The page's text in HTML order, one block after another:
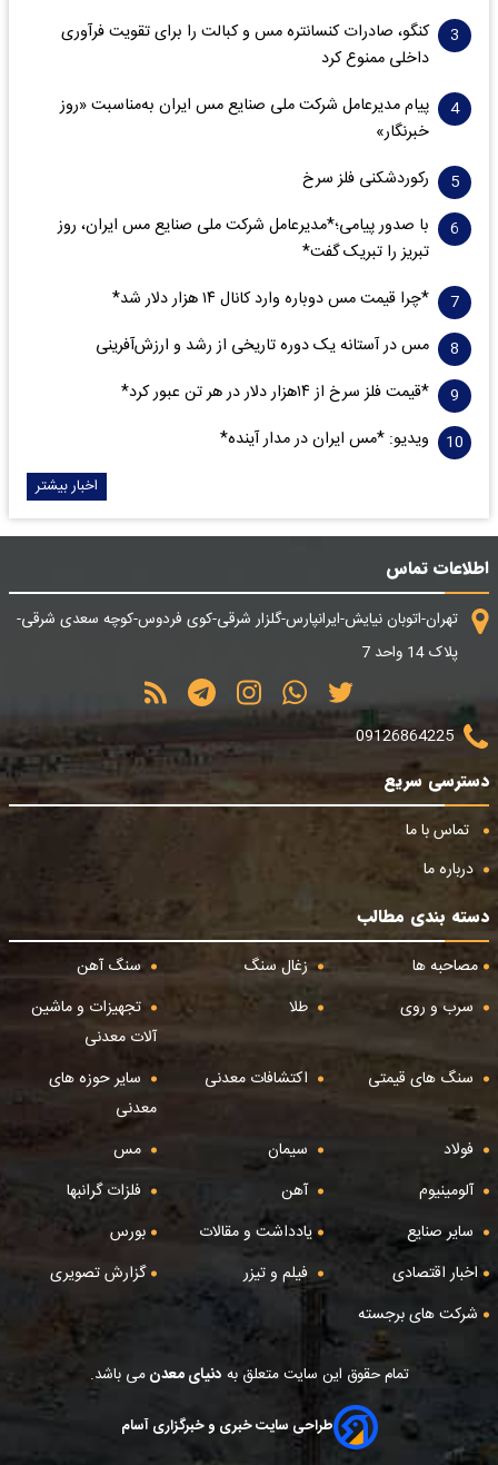
کنگو، صادرات کنسانتره مس و کبالت را برای تقویت فرآوری
داخلی ممنوع کرد
پیام مدیرعامل شرکت ملی صنایع مس ایران به‌مناسبت «روز
خبرنگار»
رکوردشکنی فلز سرخ
با صدور پیامی؛*مدیرعامل شرکت ملی صنایع مس ایران، روز
تبریز را تبریک گفت*
*چرا قیمت مس دوباره وارد کانال ۱۴ هزار دلار شد*
مس در آستانه یک دوره تاریخی از رشد و ارزش‌آفرینی
*قیمت فلز سرخ از ۱۴هزار دلار در هر تن عبور کرد*
ویدیو: *مس ایران در مدار آینده*
اخبار بیشتر
اطلاعات تماس
تهران-اتوبان نیایش-ایرانپارس-گلزار شرقی-کوی فردوس-کوچه سعدی شرقی-
پلاک 14 واحد 7
09126864225
دسترسی سریع
تماس با ما
درباره ما
دسته بندی مطالب
مصاحبه ها
زغال سنگ
سنگ آهن
سرب و روی
طلا
تجهیزات و ماشین
آلات معدنی
سنگ های قیمتی
اکتشافات معدنی
سایر حوزه های
معدنی
فولاد
سیمان
مس
آلومینیوم
آهن
فلزات گرانبها
سایر صنایع
یادداشت و مقالات
بورس
اخبار اقتصادی
فیلم و تیزر
گزارش تصویری
شرکت های برجسته
تمام حقوق این سایت متعلق به دنیای معدنمی باشد.
طراحی سایت خبری و خبرگزاری آسام